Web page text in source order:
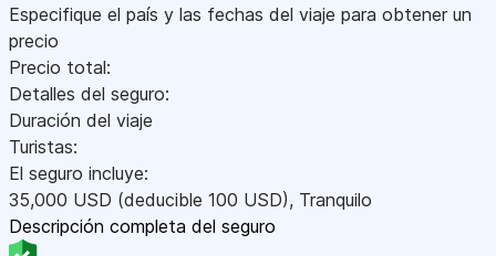
Especifique el país y las fechas del viaje para obtener un
precio
Precio total:
Detalles del seguro:
Duración del viaje
Turistas:
El seguro incluye:
35,000 USD (deducible 100 USD), Tranquilo
Descripción completa del seguro